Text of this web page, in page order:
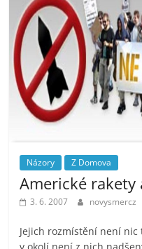
Názory Z Domova
Americké rakety
3. 6. 2007 novysmercz
Jejich rozmístění není